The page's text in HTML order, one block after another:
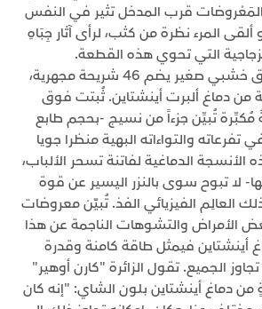
المَعْروضات قرب المدخل تثير في النفس
المرء نظرة من كثب، لرأى آثار جِبَاهِ
التي تحوي هذه القطعة.
ويتعلق الأمر بصندوق خشبي صغير يضم 46 شريحة مجهرية،
دماغ ألبرت أينشتاين. ثُبتت فوق
تُبيِّن جزءاً من نسيج -بحجم طابع
تفرعاته والتواءاته البهية منظرا جويا
الدماغية لفاتنة تسحر الألباب،
لا تبوح سوى بالنزر اليسير عن قوة
العالِم الفيزيائي الفذ. تُبيّن معروضات
الأمراض والتشوهات الناجمة عن هذا
أينشتاين فيمثل طاقة كامنة وقدرة
الجميع. تقول الزائرة "كارن أوهير"
دماغ أينشتاين بلون الشاي: "إنه كان